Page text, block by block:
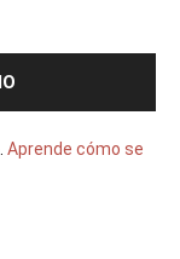
Aprende cómo se